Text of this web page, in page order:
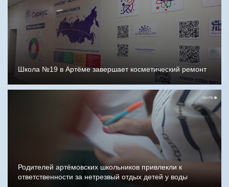
Школа №19 в Артёме завершает косметический ремонт
Родителей артёмовских школьников привлекли к
ответственности за нетрезвый отдых детей у воды